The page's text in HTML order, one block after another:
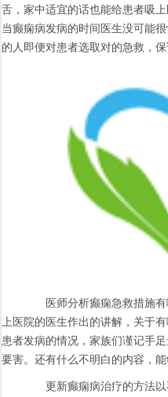
舌，家中适宜的话也能给患者吸
当癫痫病发病的时间医生没可能
的人即便对患者选取对的急救，保
医师分析癫痫急救措施有
上医院的医生作出的讲解，关于
患者发病的情况，家族们谨记手
要害。还有什么不明白的内容，能
更新癫痫病治疗的方法以